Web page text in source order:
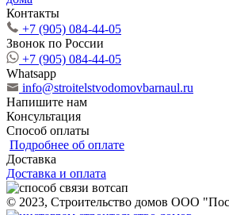
Контакты
+7 (905) 084-44-05
Звонок по России
+7 (905) 084-44-05
Whatsapp
info@stroitelstvodomovbarnaul.ru
Напишите нам
Консультация
Способ оплаты
Подробнее об оплате
Доставка
Доставка и оплата
© 2023, Строительство домов ООО